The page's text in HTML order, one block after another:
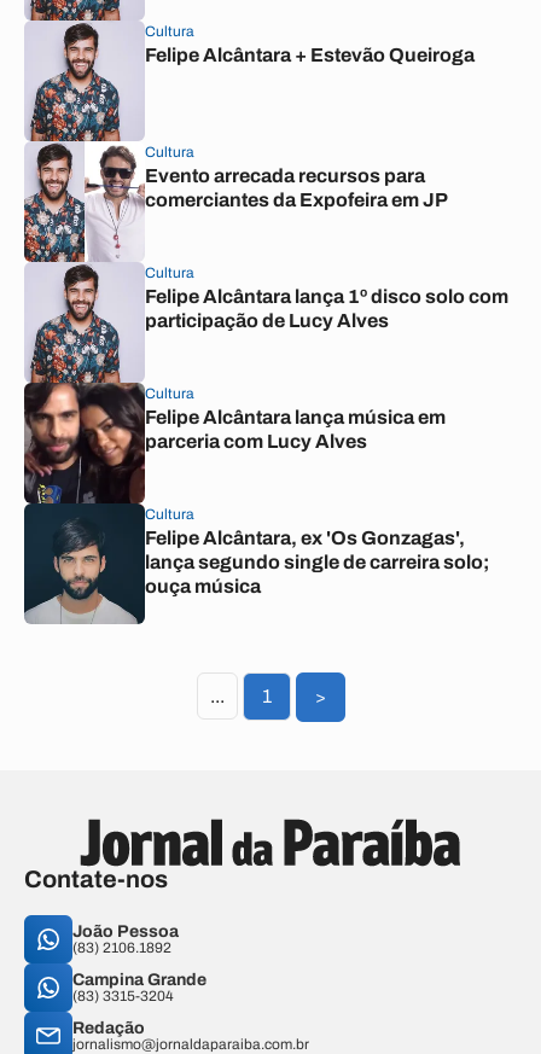
Cultura
Felipe Alcântara + Estevão Queiroga
Cultura
Evento arrecada recursos para
comerciantes da Expofeira em JP
Cultura
Felipe Alcântara lança 1º disco solo com
participação de Lucy Alves
Cultura
Felipe Alcântara lança música em
parceria com Lucy Alves
Cultura
Felipe Alcântara, ex 'Os Gonzagas',
lança segundo single de carreira solo;
ouça música
... 1 >
Contate-nos
João Pessoa
(83) 2106.1892
Campina Grande
(83) 3315-3204
Redação
jornalismo@jornaldaparaiba.com.br